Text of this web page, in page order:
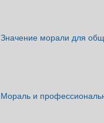
Значение морали для
Мораль и